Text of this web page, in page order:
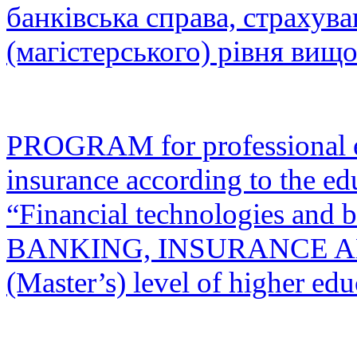
банківська справа,
(магістерського) рівня
PROGRAM for professional
insurance according to the
“Financial technologies
BANKING, INSURANCE
(Master’s) level of higher